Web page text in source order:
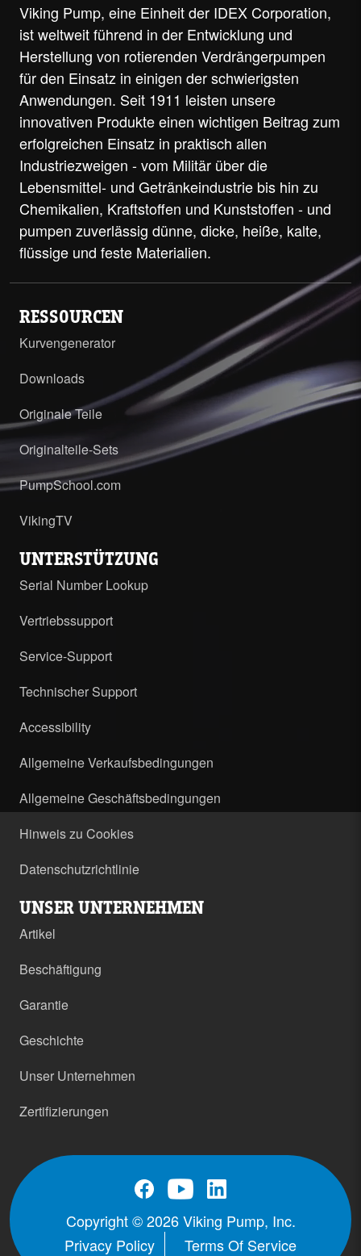
Viking Pump, eine Einheit der IDEX Corporation,
ist weltweit führend in der Entwicklung und
Herstellung von rotierenden Verdrängerpumpen
für den Einsatz in einigen der schwierigsten
Anwendungen. Seit 1911 leisten unsere
innovativen Produkte einen wichtigen Beitrag zum
erfolgreichen Einsatz in praktisch allen
Industriezweigen - vom Militär über die
Lebensmittel- und Getränkeindustrie bis hin zu
Chemikalien, Kraftstoffen und Kunststoffen - und
pumpen zuverlässig dünne, dicke, heiße, kalte,
flüssige und feste Materialien.
RESSOURCEN
Kurvengenerator
Downloads
Originale Teile
Originalteile-Sets
PumpSchool.com
VikingTV
UNTERSTÜTZUNG
Serial Number Lookup
Vertriebssupport
Service-Support
Technischer Support
Accessibility
Allgemeine Verkaufsbedingungen
Allgemeine Geschäftsbedingungen
Hinweis zu Cookies
Datenschutzrichtlinie
UNSER UNTERNEHMEN
Artikel
Beschäftigung
Garantie
Geschichte
Unser Unternehmen
Zertifizierungen
Copyright © 2026 Viking Pump, Inc.
Privacy Policy
Terms Of Service